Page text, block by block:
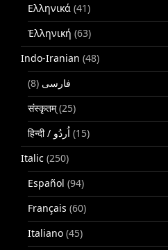
Ελληνικά (41)
Ἑλληνική (63)
Indo-Iranian (48)
فارسی (8)
संस्कृतम्(25)
(15)
Italic (250)
Español (94)
Français (60)
Italiano (45)